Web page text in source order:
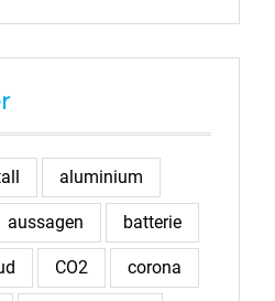
aluminium
aussagen batterie
CO2 corona